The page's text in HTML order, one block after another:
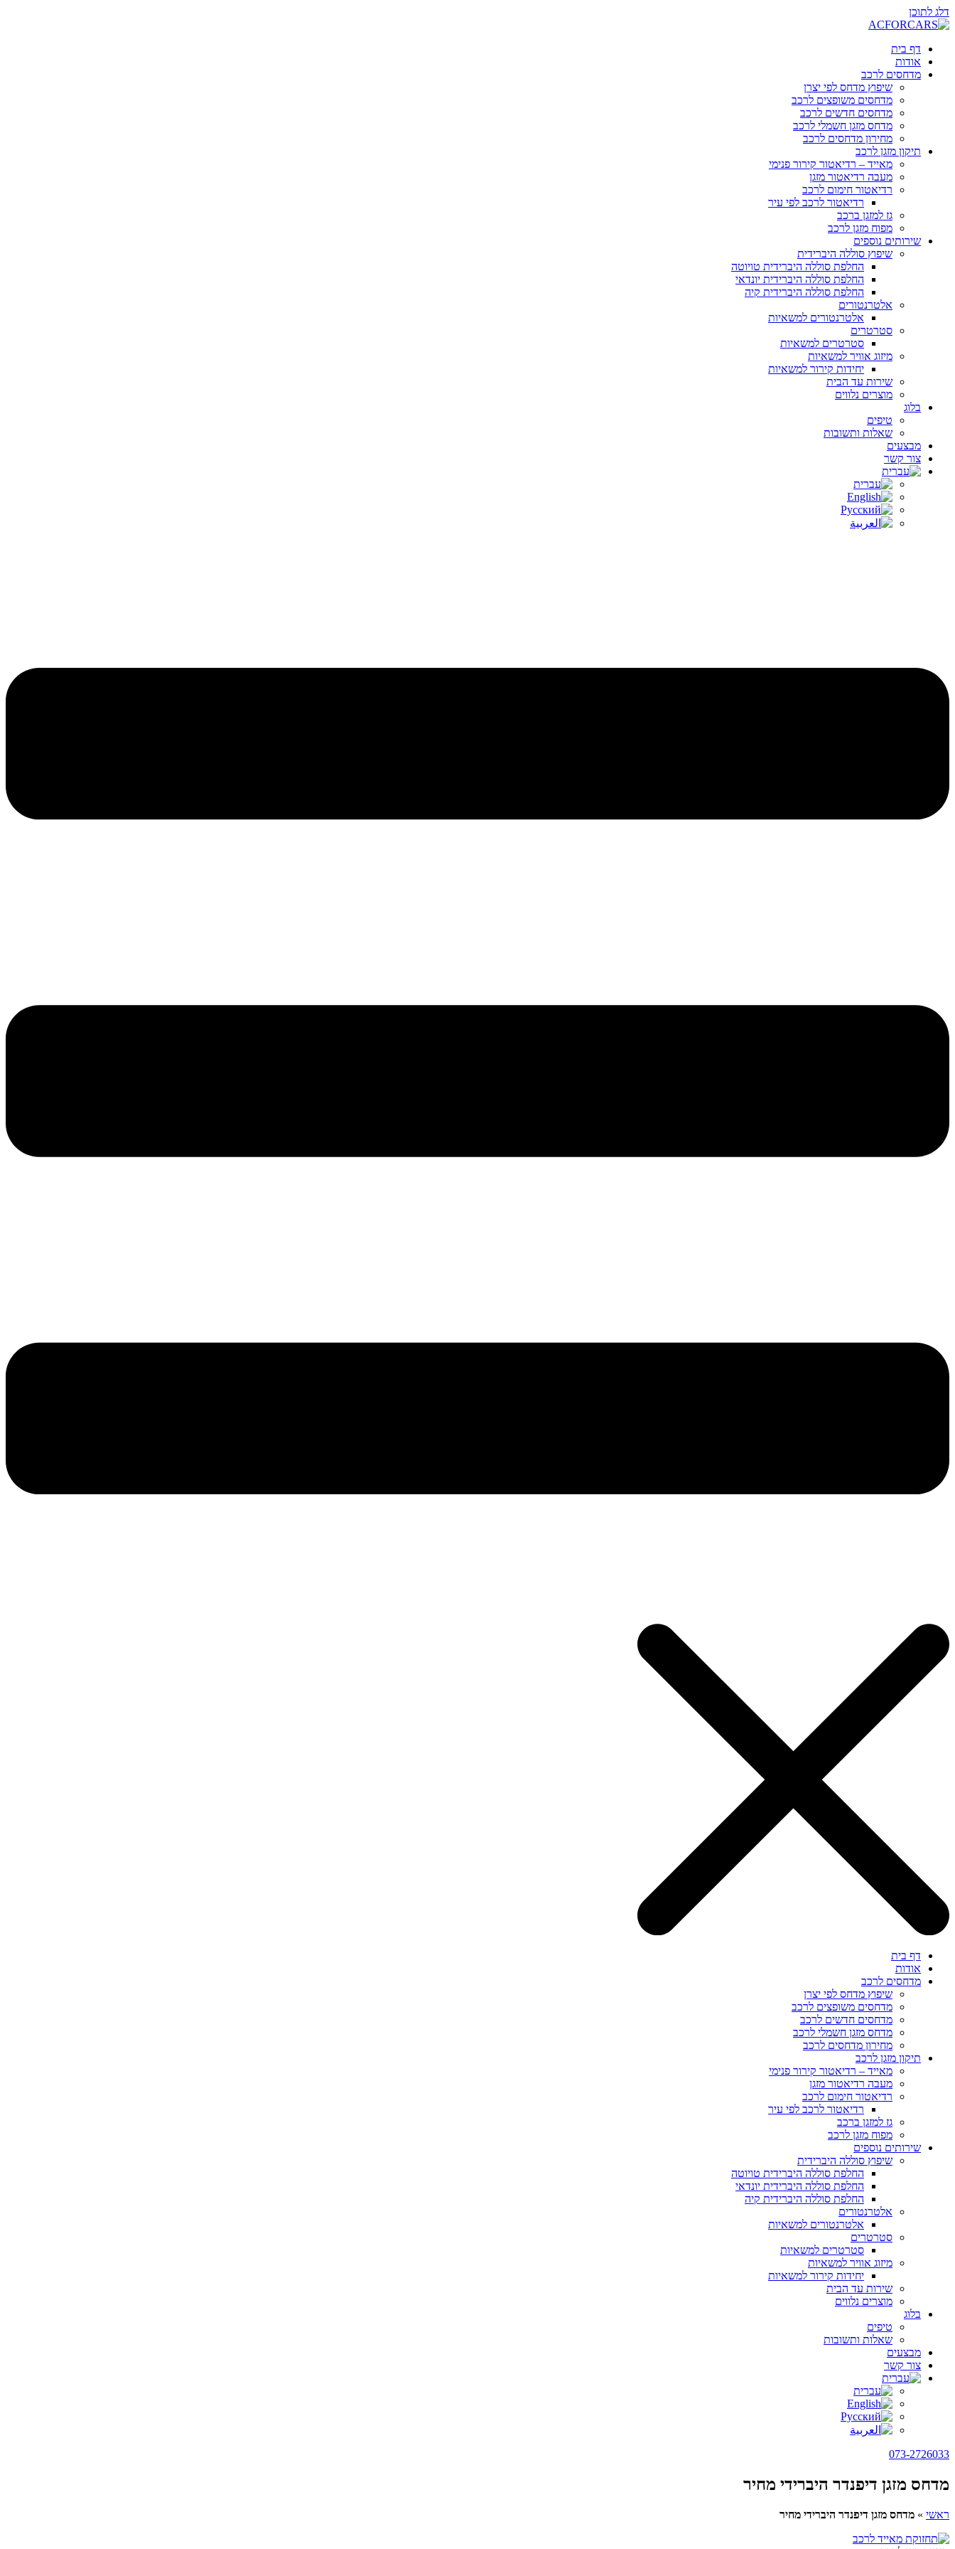
דלג לתוכן
דף בית
אודות
מדחסים לרכב
שיפוץ מדחס לפי יצרן
מדחסים משופצים לרכב
מדחסים חדשים לרכב
מדחס מזגן חשמלי לרכב
מחירון מדחסים לרכב
תיקון מזגן לרכב
מאייד – רדיאטור קירור פנימי
מעבה רדיאטור מזגן
רדיאטור חימום לרכב
רדיאטור לרכב לפי עיר
גז למזגן ברכב
מפוח מזגן לרכב
שירותים נוספים
שיפוץ סוללה היברידית
החלפת סוללה היברידית טויוטה
החלפת סוללה היברידית יונדאי
החלפת סוללה היברידית קיה
אלטרנטורים
אלטרנטורים למשאיות
סטרטרים
סטרטרים למשאיות
מיזוג אוויר למשאיות
יחידות קירור למשאיות
שירות עד הבית
מוצרים נלווים
בלוג
טיפים
שאלות ותשובות
מבצעים
צור קשר
דף בית
אודות
מדחסים לרכב
שיפוץ מדחס לפי יצרן
מדחסים משופצים לרכב
מדחסים חדשים לרכב
מדחס מזגן חשמלי לרכב
מחירון מדחסים לרכב
תיקון מזגן לרכב
מאייד – רדיאטור קירור פנימי
מעבה רדיאטור מזגן
רדיאטור חימום לרכב
רדיאטור לרכב לפי עיר
גז למזגן ברכב
מפוח מזגן לרכב
שירותים נוספים
שיפוץ סוללה היברידית
החלפת סוללה היברידית טויוטה
החלפת סוללה היברידית יונדאי
החלפת סוללה היברידית קיה
אלטרנטורים
אלטרנטורים למשאיות
סטרטרים
סטרטרים למשאיות
מיזוג אוויר למשאיות
יחידות קירור למשאיות
שירות עד הבית
מוצרים נלווים
בלוג
טיפים
שאלות ותשובות
מבצעים
צור קשר
073-2726033
מדחס מזגן דיפנדר היברידי מחיר
ראשי » מדחס מזגן דיפנדר היברידי מחיר